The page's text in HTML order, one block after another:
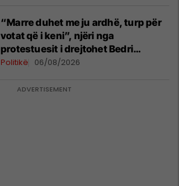
“Marre duhet me ju ardhë, turp për
votat që i keni”, njëri nga
protestuesit i drejtohet Bedri
Hamzës
Politikë 06/08/2026